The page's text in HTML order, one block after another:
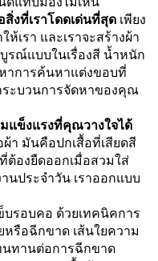
งที่เราโดดเด่นที่สุด เพียง
เรา และเราจะสร้างผ้า
รณ์แบบในเรื่องสี น้ำหนัก
าการค้นหาแต่งขอบที่
ระบวนการจัดหาของคุณ
แข็งแรงที่คุณวางใจได้
า มันคือปกเสื้อที่เสียดสี
ต้องยืดออกเมื่อสวมใส่
นประจำวัน เราออกแบบ
บรอบคอ ด้วยเทคนิคการ
รือฉีกขาด เส้นใยความ
นทานต่อการฉีกขาด